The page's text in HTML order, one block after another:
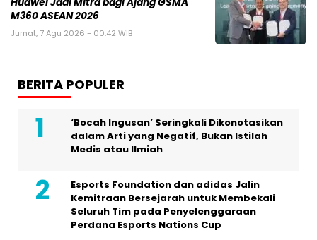
M360 ASEAN 2026
Jumat, 7 Agu 2026 - 00:42 WIB
BERITA POPULER
‘Bocah Ingusan’ Seringkali Dikonotasikan
dalam Arti yang Negatif, Bukan Istilah
Medis atau Ilmiah
Esports Foundation dan adidas Jalin
Kemitraan Bersejarah untuk Membekali
Seluruh Tim pada Penyelenggaraan
Perdana Esports Nations Cup